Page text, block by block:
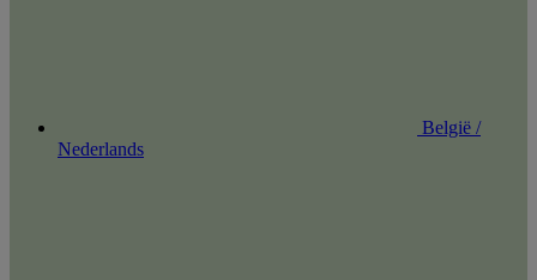
België /
Nederlands